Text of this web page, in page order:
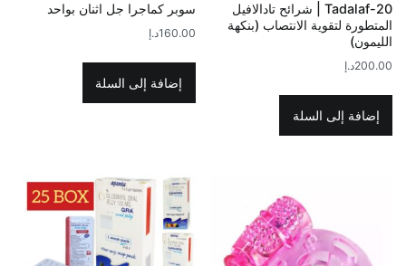
Tadalaf-20 | شرائح تادالافيل
المتطورة لتقوية الانتصاب (بنكهة
الليمون)
200.00د.إ
إضافة إلى السلة
سوبر كماجرا جل اثنان بواحد
160.00د.إ
إضافة إلى السلة